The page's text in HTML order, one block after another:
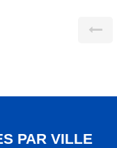
PAR VILLE